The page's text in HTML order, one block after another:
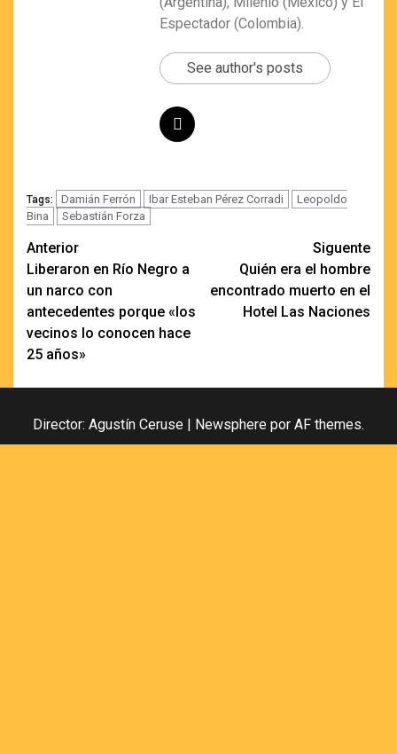
Espectador (Colombia).
See author's posts
Tags: Damián Ferrón Ibar Esteban Pérez Corradi
Leopoldo
Bina
Sebastián Forza
Navegación
de
entradas
Anterior
Liberaron en Río Negro a
un narco con
antecedentes porque «los
vecinos lo conocen hace
25 años»
Siguente
Quién era el hombre
encontrado muerto en el
Hotel Las Naciones
Director: Agustín Ceruse | Newsphere por AF themes.